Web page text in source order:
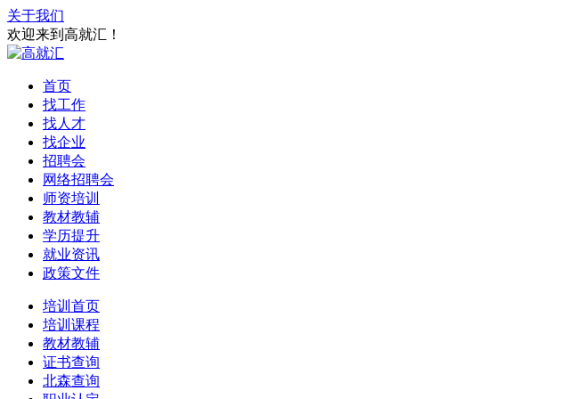
关于我们
欢迎来到高就汇！
首页
找工作
找人才
找企业
招聘会
网络招聘会
师资培训
教材教辅
学历提升
就业资讯
政策文件
培训首页
培训课程
教材教辅
证书查询
北森查询